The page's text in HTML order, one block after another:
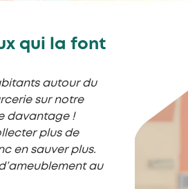
qui la font
autour du
sur notre
davantage !
plus de
en sauver plus.
au